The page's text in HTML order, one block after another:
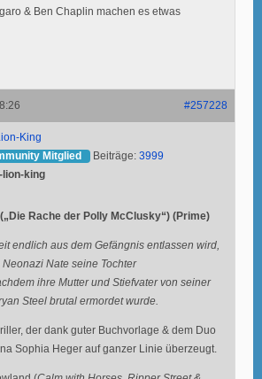
& Ben Chaplin machen es etwas
#257228
King
Mitglied
Beiträge: 3999
lion-king
Rache der Polly McClusky“) (Prime)
endlich aus dem Gefängnis entlassen wird,
Nate seine Tochter
ihre Mutter und Stiefvater von seiner
Steel brutal ermordet wurde.
der dank guter Buchvorlage & dem Duo
Sophia Heger auf ganzer Linie überzeugt.